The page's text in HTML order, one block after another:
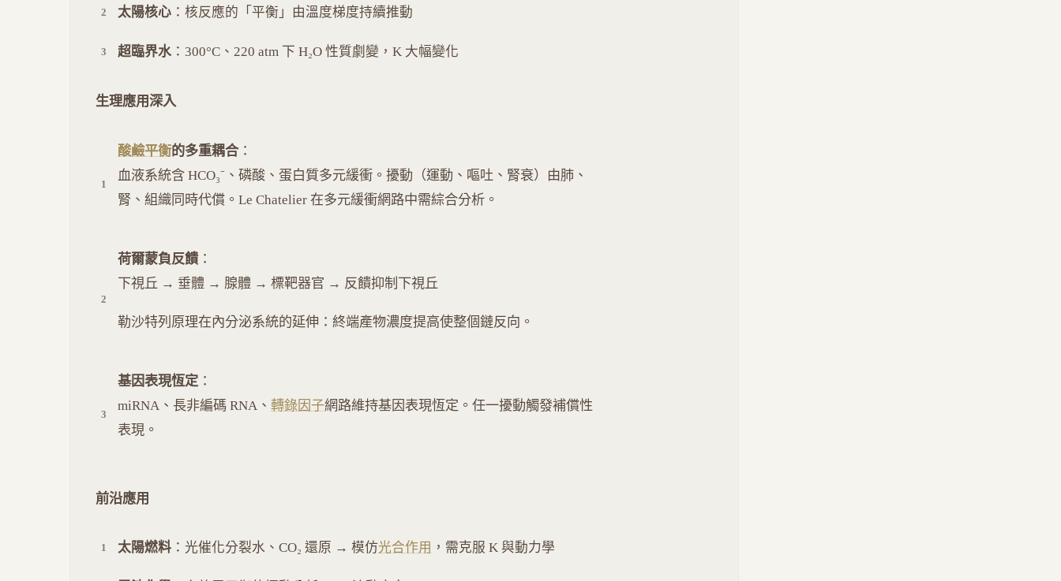
太陽核心 ：核反應的「平衡」由溫度梯度持續推動
超臨界水 ：300°C、220 atm 下 H₂O 性質劇變，K 大幅變化
生理應用深入
酸鹼平衡的多重耦合：
血液系統含 HCO₃⁻、磷酸、蛋白質多元緩衝。擾動（運動、嘔吐、腎衰）由肺、
腎、組織同時代償。Le Chatelier 在多元緩衝網路中需綜合分析。
荷爾蒙負反饋：
下視丘 → 垂體 → 腺體 → 標靶器官 → 反饋抑制下視丘
勒沙特列原理在內分泌系統的延伸：終端產物濃度提高使整個鏈反向。
基因表現恆定：
miRNA、長非編碼 RNA、 轉錄因子網路維持基因表現恆定。任一擾動觸發補償性
表現。
前沿應用
太陽燃料 ：光催化分裂水、CO₂ 還原 → 模仿光合作用 ，需克服 K 與動力學